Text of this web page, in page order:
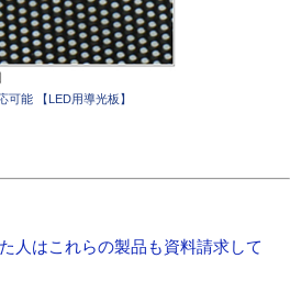
可能 【LED用導光板】
人はこれらの製品も資料請求して